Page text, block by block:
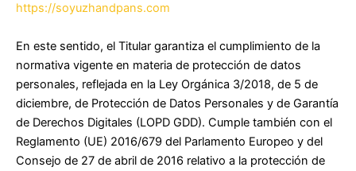
https://soyuzhandpans.com
En este sentido, el Titular garantiza el cumplimiento de la
normativa vigente en materia de protección de datos
personales, reflejada en la Ley Orgánica 3/2018, de 5 de
diciembre, de Protección de Datos Personales y de Garantía
de Derechos Digitales (LOPD GDD). Cumple también con el
Reglamento (UE) 2016/679 del Parlamento Europeo y del
Consejo de 27 de abril de 2016 relativo a la protección de